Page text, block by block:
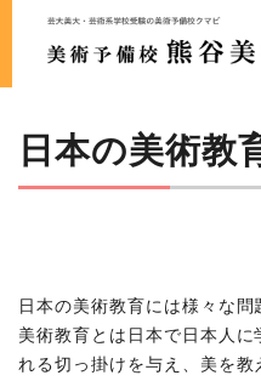
日本の美術教
日本の美術教育には様々な問
美術教育とは日本で日本人
れる切っ掛けを与え、美を